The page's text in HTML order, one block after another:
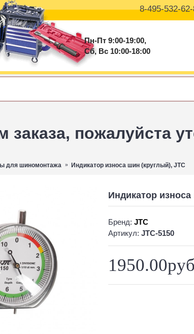
8-495-532-
Пн-Пт 9:00-19:00,
Сб, Вс 10:00-18:00
пожалуйста
для шиномонтажа Индикатор износа шин (круглый), JTC
Индикатор
Бренд: JTC
Артикул: JTC-5150